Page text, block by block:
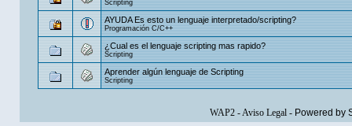
Scripting
AYUDA Es esto un lenguaje interpretado/scripting?
Programación C/C++
¿Cual es el lenguaje scripting mas rapido?
Scripting
Aprender algún lenguaje de Scripting
Scripting
WAP2-Aviso Legal- Powered by